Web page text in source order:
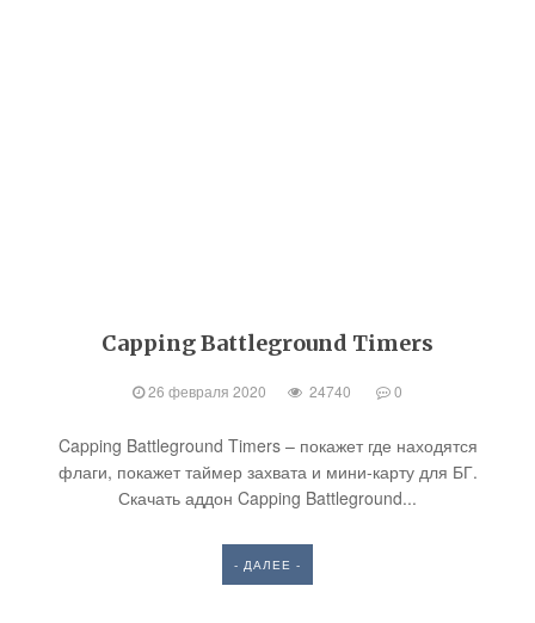
Capping Battleground Timers
26 февраля 2020 24740 0
Capping Battleground Timers – покажет где находятся
флаги, покажет таймер захвата и мини-карту для БГ.
Скачать аддон Capping Battleground...
- ДАЛЕЕ -